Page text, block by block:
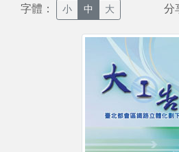
字體： 小 中 大 分